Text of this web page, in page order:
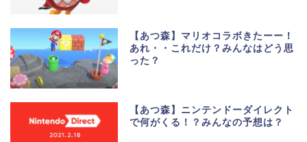
【あつ森】マリオコラボきたーー！
あれ・・これだけ？みんなはどう思
った？
【あつ森】ニンテンドーダイレクト
で何がくる！？みんなの予想は？